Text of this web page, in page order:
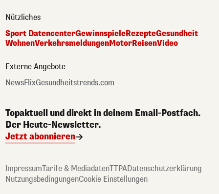
Nützliches
Sport DatencenterGewinnspieleRezepteGesundheit
WohnenVerkehrsmeldungenMotorReisenVideo
Externe Angebote
NewsFlixGesundheitstrends.com
Topaktuell und direkt in deinem Email-Postfach.
Der Heute-Newsletter.
Jetzt abonnieren
ImpressumTarife & MediadatenTTPADatenschutzerklärung
NutzungsbedingungenCookie Einstellungen